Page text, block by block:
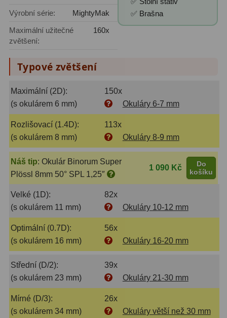
Stativy a pilíře
Objímky10
Upínací prvky13
Závaží3
Ostatní27
Zrcátka a hranoly60
Diagonální zrcátka
Diagonální hranoly7
Amici hranoly 45°11
Pozorovací dalekohledy
Kompaktní
Výrobní série:
MightyMak
Maximální užitečné
zvětšení:
160x
✅ Brašna
Typové zvětšení
Maximální (2D):
150x
(s okulárem 6 mm)
Okuláry 6-7 mm
Rozlišovací (1.4D):
113x
(s okulárem 8 mm)
Okuláry 8-9 mm
Náš tip: Okulár Binorum Super
Plössl 8mm 50° SPL 1,25″
1 090 Kč
Do
košíku
Velké (1D):
82x
(s okulárem 11 mm)
Okuláry 10-12 mm
Optimální (0.7D):
56x
(s okulárem 16 mm)
Okuláry 16-20 mm
Střední (D/2):
39x
(s okulárem 23 mm)
Okuláry 21-30 mm
Mírné (D/3):
26x
(s okulárem 34 mm)
Okuláry větší než 30 mm